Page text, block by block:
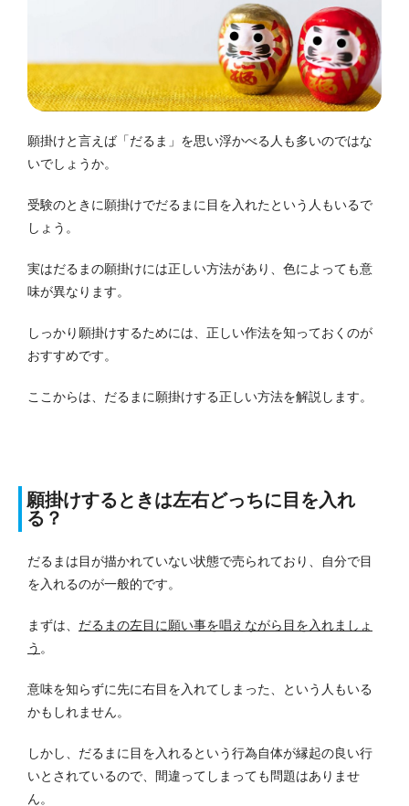
願掛けと言えば「だるま」を思い浮かべる人も多いのではな
いでしょうか。
受験のときに願掛けでだるまに目を入れたという人もいるで
しょう。
実はだるまの願掛けには正しい方法があり、色によっても意
味が異なります。
しっかり願掛けするためには、正しい作法を知っておくのが
おすすめです。
ここからは、だるまに願掛けする正しい方法を解説します。
願掛けするときは左右どっちに目を入れ
る？
だるまは目が描かれていない状態で売られており、自分で目
を入れるのが一般的です。
まずは、 だるまの左目に願い事を唱えながら目を入れましょ
う 。
意味を知らずに先に右目を入れてしまった、という人もいる
かもしれません。
しかし、だるまに目を入れるという行為自体が縁起の良い行
いとされているので、間違ってしまっても問題はありませ
ん。